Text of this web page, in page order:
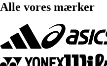
Alle vores mærker